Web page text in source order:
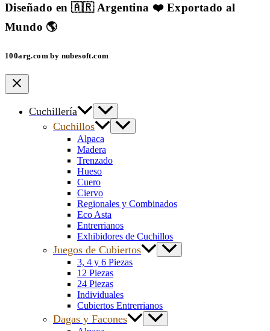
Diseñado en 🇦🇷 Argentina ❤️ Exportado al
Mundo 🌎
100arg.com by nubesoft.com
Cuchillería
Cuchillos
Alpaca
Madera
Trenzado
Hueso
Cuero
Ciervo
Regionales y Combinados
Eco Asta
Entrerrianos
Exhibidores de Cuchillos
Juegos de Cubiertos
3, 4 y 6 Piezas
12 Piezas
24 Piezas
Individuales
Cubiertos Entrerrianos
Dagas y Facones